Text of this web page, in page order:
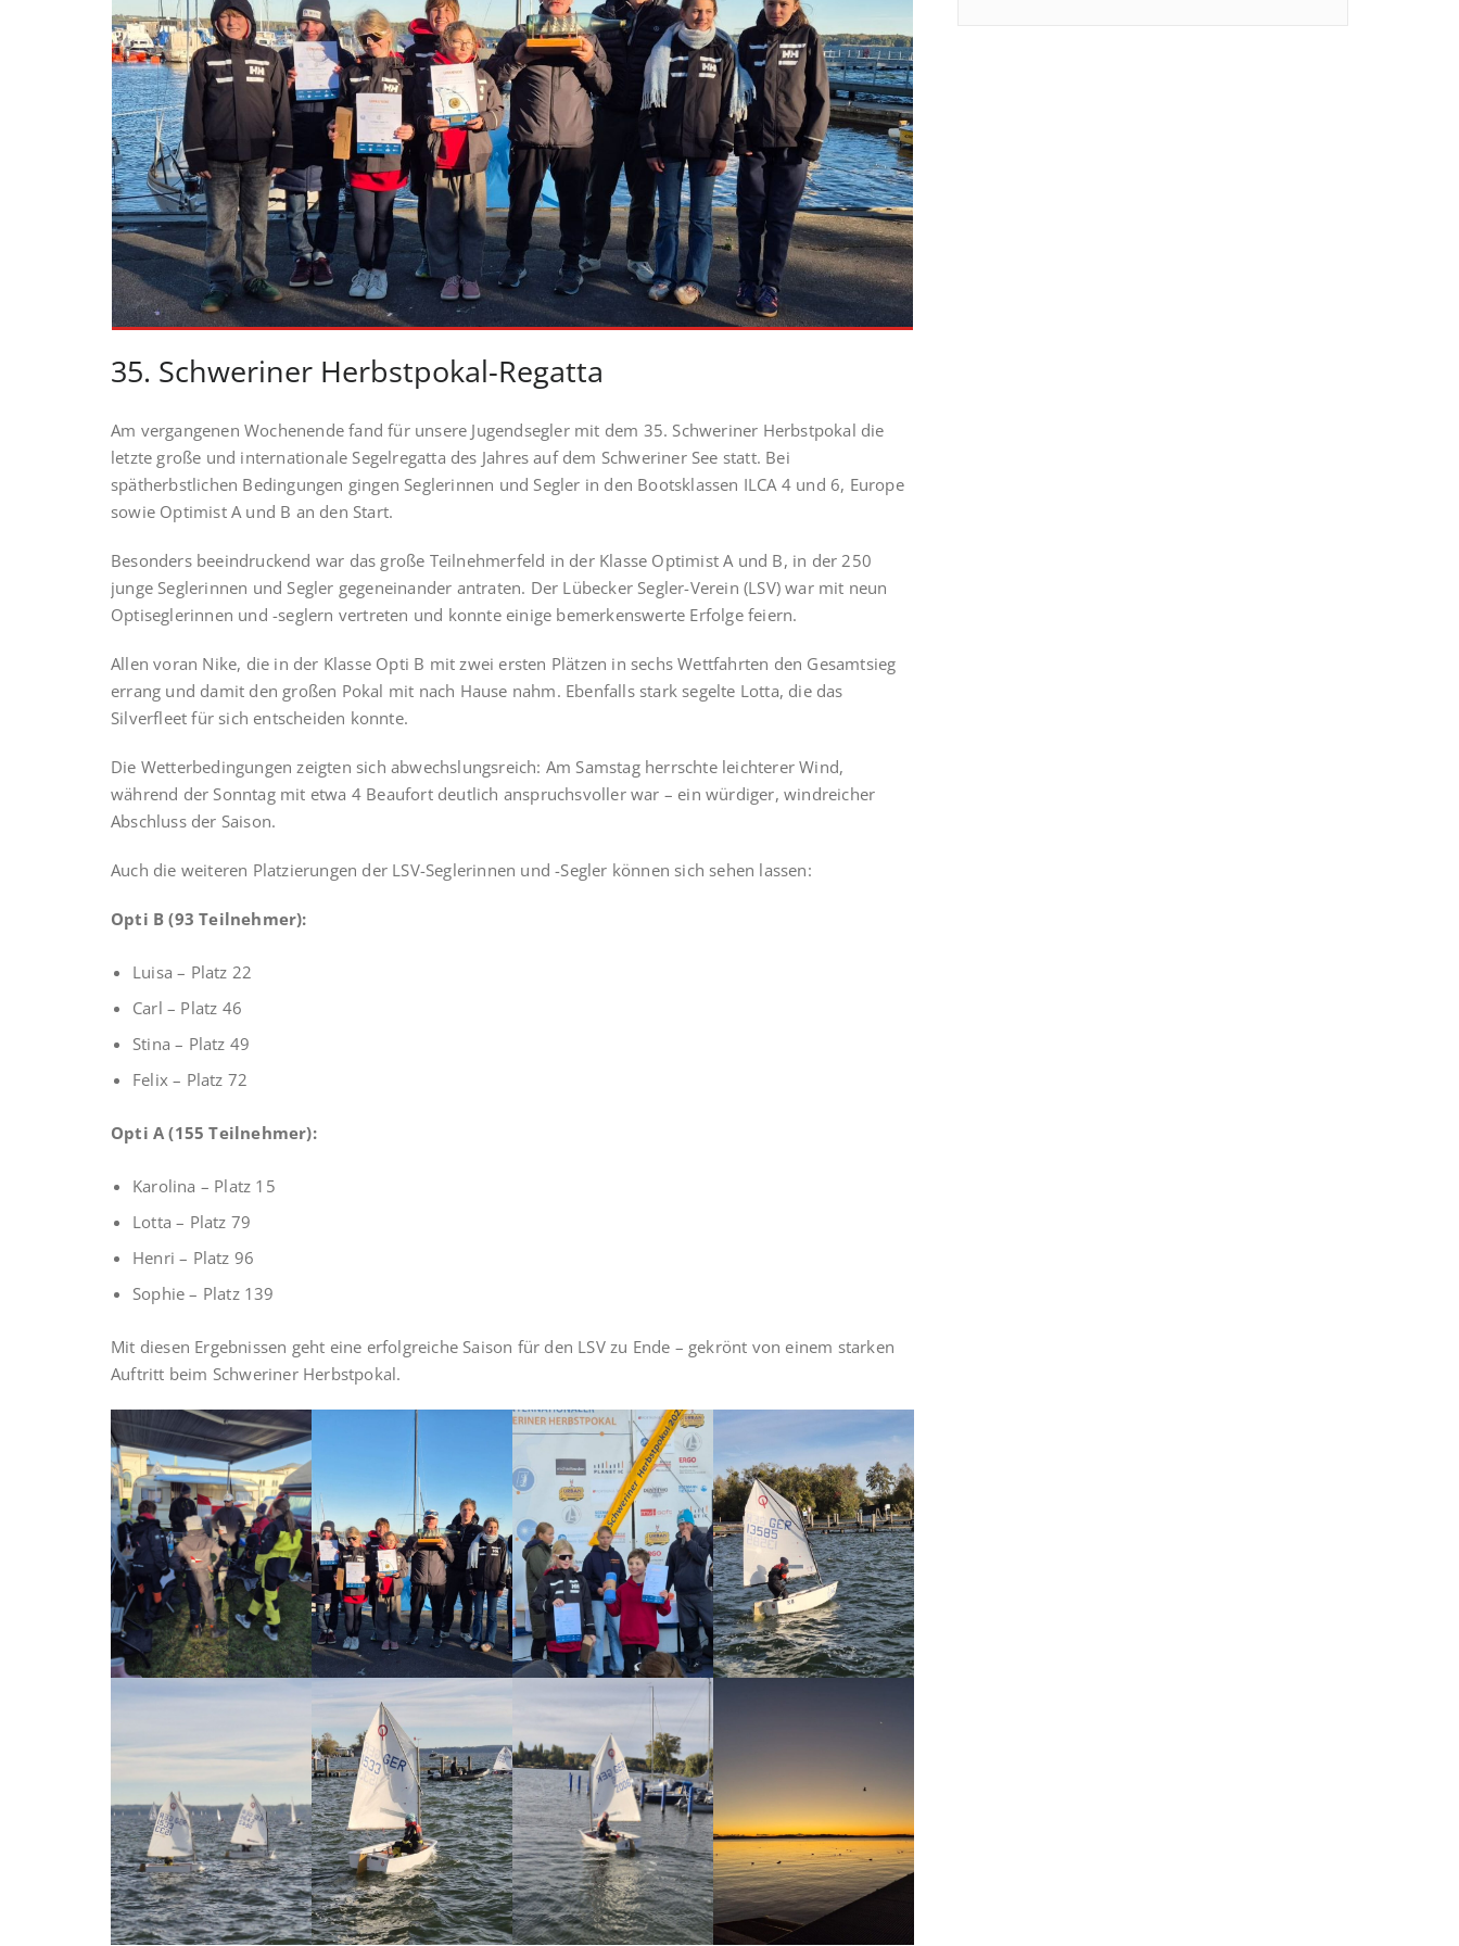
35. Schweriner Herbstpokal-Regatta
Am vergangenen Wochenende fand für unsere Jugendsegler mit dem 35. Schweriner Herbstpokal die
letzte große und internationale Segelregatta des Jahres auf dem Schweriner See statt. Bei
spätherbstlichen Bedingungen gingen Seglerinnen und Segler in den Bootsklassen ILCA 4 und 6, Europe
sowie Optimist A und B an den Start.
Besonders beeindruckend war das große Teilnehmerfeld in der Klasse Optimist A und B, in der 250
junge Seglerinnen und Segler gegeneinander antraten. Der Lübecker Segler-Verein (LSV) war mit neun
Optiseglerinnen und -seglern vertreten und konnte einige bemerkenswerte Erfolge feiern.
Allen voran Nike, die in der Klasse Opti B mit zwei ersten Plätzen in sechs Wettfahrten den Gesamtsieg
errang und damit den großen Pokal mit nach Hause nahm. Ebenfalls stark segelte Lotta, die das
Silverfleet für sich entscheiden konnte.
Die Wetterbedingungen zeigten sich abwechslungsreich: Am Samstag herrschte leichterer Wind,
während der Sonntag mit etwa 4 Beaufort deutlich anspruchsvoller war – ein würdiger, windreicher
Abschluss der Saison.
Auch die weiteren Platzierungen der LSV-Seglerinnen und -Segler können sich sehen lassen:
Opti B (93 Teilnehmer):
Luisa – Platz 22
Carl – Platz 46
Stina – Platz 49
Felix – Platz 72
Opti A (155 Teilnehmer):
Karolina – Platz 15
Lotta – Platz 79
Henri – Platz 96
Sophie – Platz 139
Mit diesen Ergebnissen geht eine erfolgreiche Saison für den LSV zu Ende – gekrönt von einem starken
Auftritt beim Schweriner Herbstpokal.